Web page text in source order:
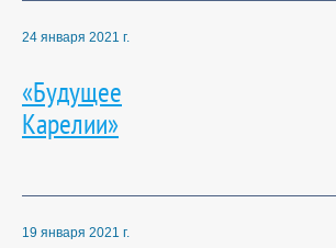
24 января 2021 г.
«Будущее
Карелии»
19 января 2021 г.